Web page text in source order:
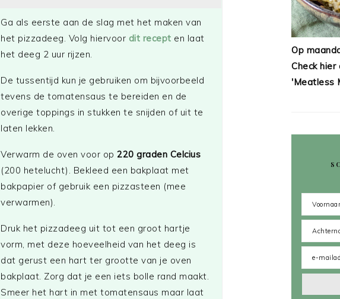
Ga als eerste aan de slag met het maken van
het pizzadeeg. Volg hiervoor dit recept en laat
het deeg 2 uur rijzen.
De tussentijd kun je gebruiken om bijvoorbeeld
tevens de tomatensaus te bereiden en de
overige toppings in stukken te snijden of uit te
laten lekken.
Verwarm de oven voor op220 graden Celcius
(200 hetelucht). Bekleed een bakplaat met
bakpapier of gebruik een pizzasteen (mee
verwarmen).
Druk het pizzadeeg uit tot een groot hartje
vorm, met deze hoeveelheid van het deeg is
dat gerust een hart ter grootte van je oven
bakplaat. Zorg dat je een iets bolle rand maakt.
Smeer het hart in met tomatensaus maar laat
Op
Check
'Meatless